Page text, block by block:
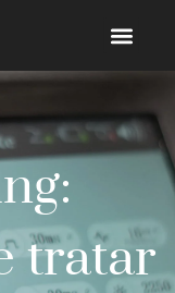
tratar